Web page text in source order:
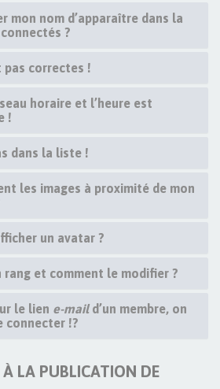
mon nom d’apparaître dans la
?
pas correctes !
horaire et l’heure est
!
dans la liste !
les images à proximité de mon
un avatar ?
rang et comment le modifier ?
le lien e-maild’un membre, on
connecter !?
À LA PUBLICATION DE